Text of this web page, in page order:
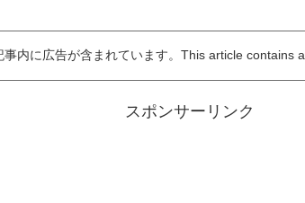
事内に広告が含まれています。This article contains
スポンサーリンク